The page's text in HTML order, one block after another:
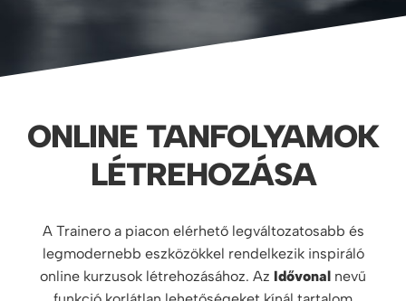
ONLINE TANFOLYAMOK
LÉTREHOZÁSA
A Trainero a piacon elérhető legváltozatosabb és
legmodernebb eszközökkel rendelkezik inspiráló
online kurzusok létrehozásához. Az Idővonal nevű